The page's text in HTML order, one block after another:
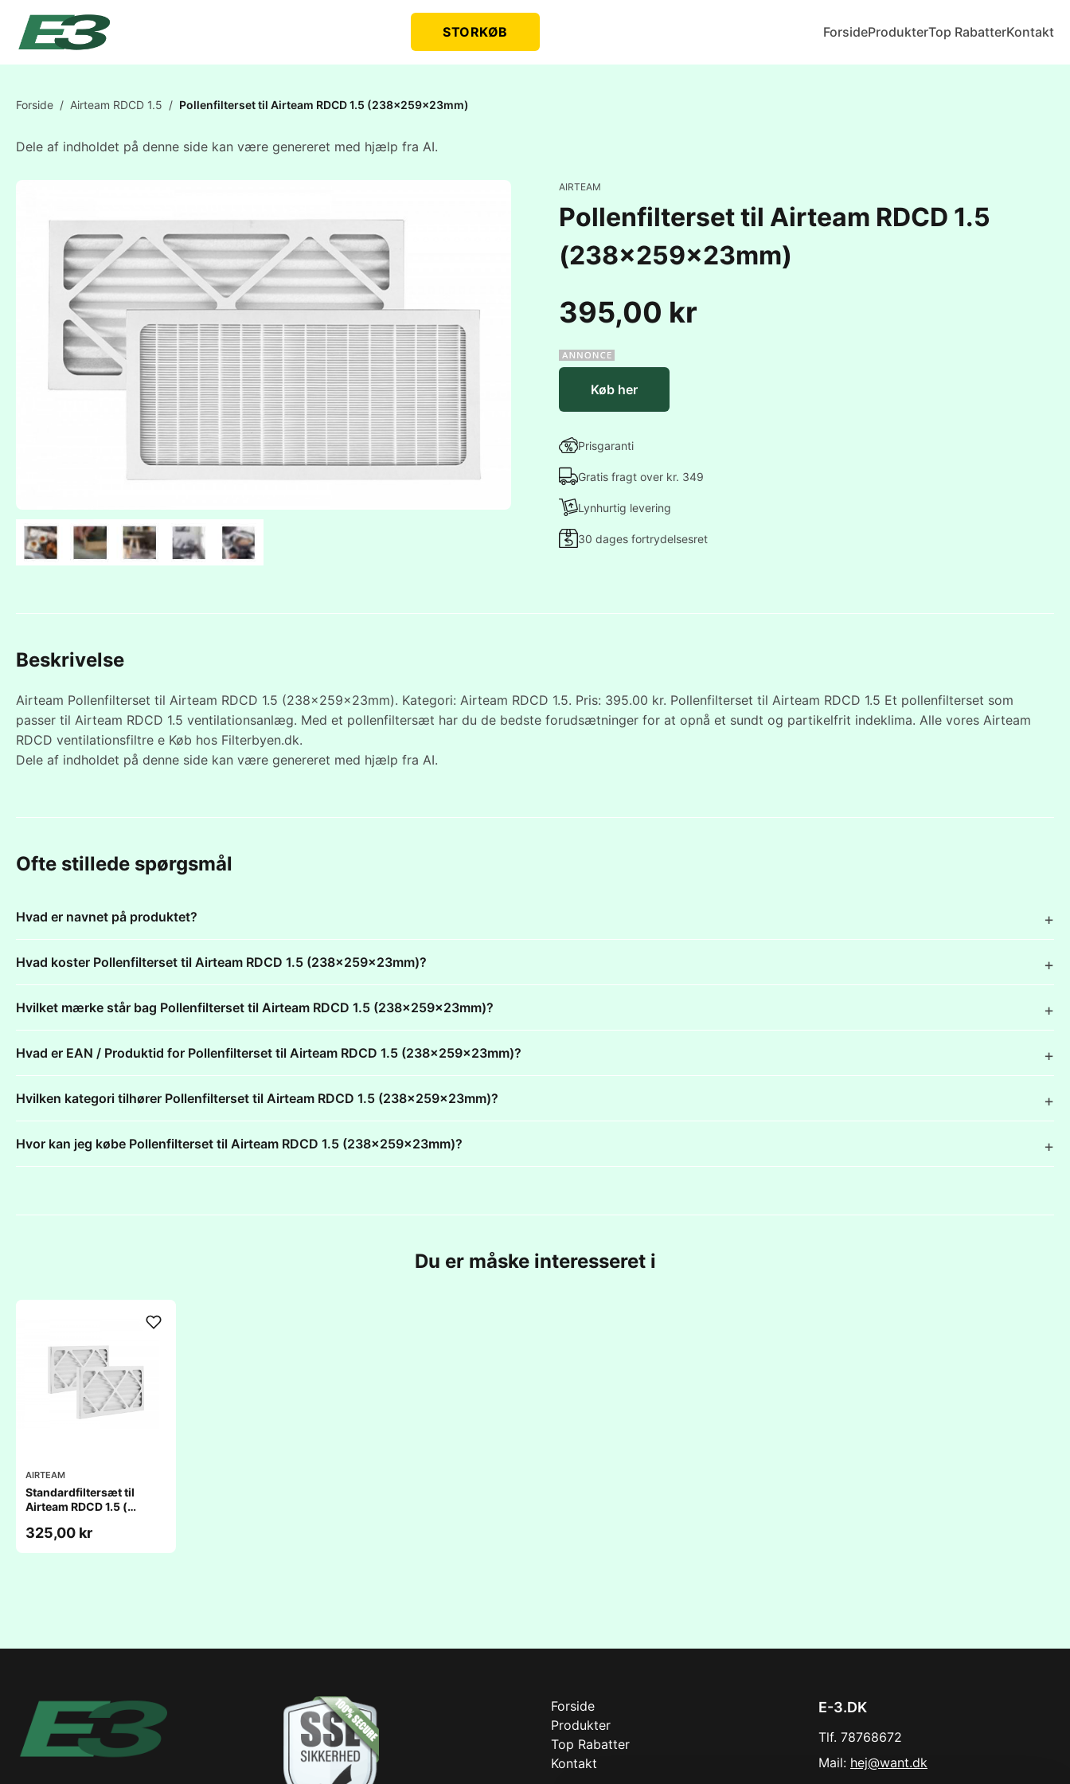
STORKØB ForsideProdukterTop RabatterKontakt
Forside / Airteam RDCD 1.5 / Pollenfilterset til Airteam RDCD 1.5 (238x259x23mm)
Dele af indholdet på denne side kan være genereret med hjælp fra AI.
AIRTEAM
Pollenfilterset til Airteam RDCD 1.5
(238x259x23mm)
395,00 kr
Køb her
Prisgaranti
Gratis fragt over kr. 349
Lynhurtig levering
30 dages fortrydelsesret
Beskrivelse
Airteam Pollenfilterset til Airteam RDCD 1.5 (238x259x23mm). Kategori: Airteam RDCD 1.5. Pris: 395.00 kr. Pollenfilterset til Airteam RDCD 1.5 Et pollenfilterset som
passer til Airteam RDCD 1.5 ventilationsanlæg. Med et pollenfiltersæt har du de bedste forudsætninger for at opnå et sundt og partikelfrit indeklima. Alle vores Airteam
RDCD ventilationsfiltre e Køb hos Filterbyen.dk.
Dele af indholdet på denne side kan være genereret med hjælp fra AI.
Ofte stillede spørgsmål
Hvad er navnet på produktet?
Hvad koster Pollenfilterset til Airteam RDCD 1.5 (238x259x23mm)?
Hvilket mærke står bag Pollenfilterset til Airteam RDCD 1.5 (238x259x23mm)?
Hvad er EAN / Produktid for Pollenfilterset til Airteam RDCD 1.5 (238x259x23mm)?
Hvilken kategori tilhører Pollenfilterset til Airteam RDCD 1.5 (238x259x23mm)?
Hvor kan jeg købe Pollenfilterset til Airteam RDCD 1.5 (238x259x23mm)?
Du er måske interesseret i
AIRTEAM
Standardfiltersæt til
Airteam RDCD 1.5 (
325,00 kr
Forside
Produkter
Top Rabatter
Kontakt
E-3.DK
Tlf. 78768672
Mail: hej@want.dk